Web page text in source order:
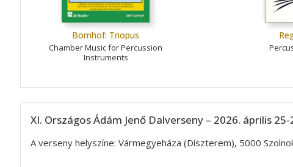
Bomhof: Triopus
Chamber Music for Percussion
Instruments
XI. Országos Ádám Jenő Dalverseny – 2026. április 25-
A verseny helyszíne: Vármegyeháza (Díszterem), 5000